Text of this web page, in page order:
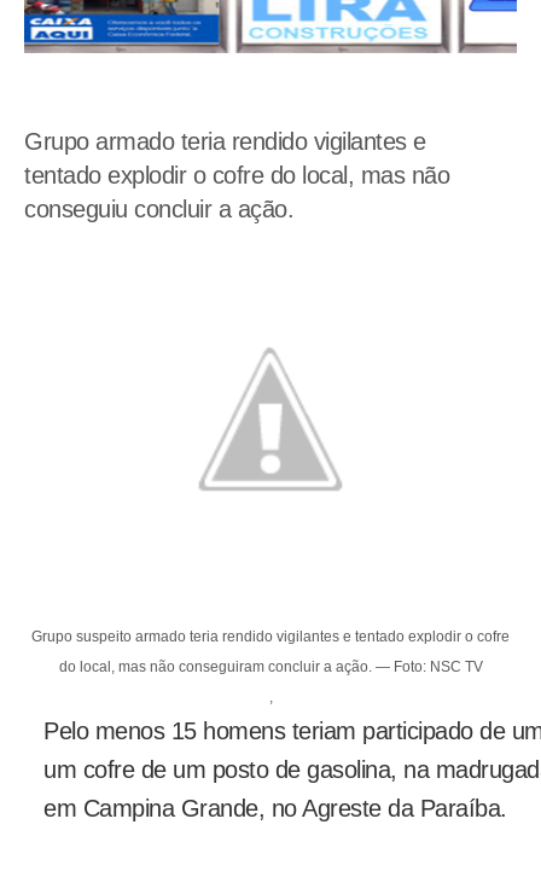
Grupo armado teria rendido vigilantes e
tentado explodir o cofre do local, mas não
conseguiu concluir a ação.
Grupo suspeito armado teria rendido vigilantes e tentado explodir o cofre
do local, mas não conseguiram concluir a ação. — Foto: NSC TV
,
Pelo menos 15 homens teriam participado de
um cofre de um posto de gasolina, na
em Campina Grande, no Agreste da Paraíba.